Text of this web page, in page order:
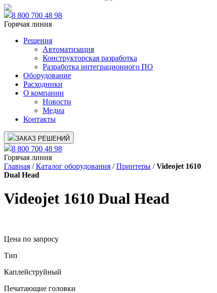
8 800 700 48 98
Горячая линия
Решения
Автоматизация
Конструкторская разработка
Разработка интеграционного ПО
Оборудование
Расходники
О компании
Новости
Медиа
Контакты
ЗАКАЗ РЕШЕНИЙ
8 800 700 48 98
Горячая линия
Главная /Каталог оборудования /Принтеры /Videojet 1610
Dual Head
Videojet 1610 Dual Head
Цена по запросу
Тип
Каплейструйный
Печатающие головки